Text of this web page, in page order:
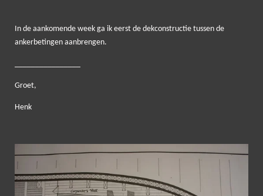
In de aankomende week ga ik eerst de dekconstructie tussen de
ankerbetingen aanbrengen.
Groet,
Henk